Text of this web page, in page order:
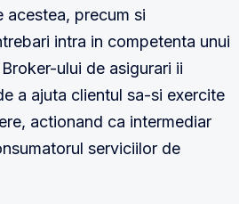
acestea, precum si
intra in competenta unui
ului de asigurari ii
a ajuta clientul sa-si exercite
actionand ca intermediar
serviciilor de